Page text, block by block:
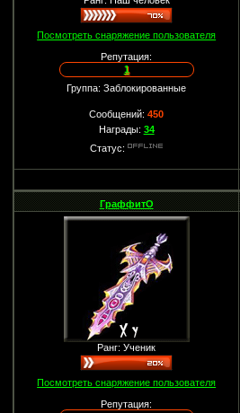
Посмотреть снаряжение пользователя
Репутация:
1
Группа: Заблокированные
Сообщений:450
Награды: 34
Статус:
ГраффитО
Ранг: Ученик
Посмотреть снаряжение пользователя
Репутация: